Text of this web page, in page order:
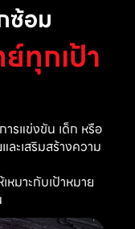
ซ้อม
ทุกเป้า
รแข่งขัน เด็ก หรือ
ะเสริมสร้างความ
หมาะกับเป้าหมาย